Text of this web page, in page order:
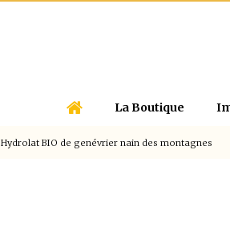
La Boutique
Hydrolat BIO de genévrier nain des montagnes